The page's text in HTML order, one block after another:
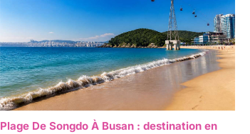
Plage De Songdo À Busan : destination en